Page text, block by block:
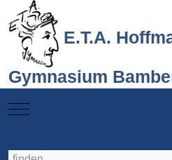
E.T.A.
Gymnasium
Mobile Menu Toggle